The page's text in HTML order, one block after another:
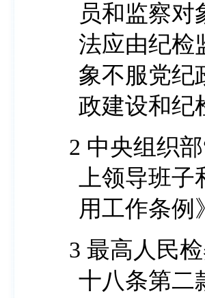
员和监察
法应由纪检
象不服党纪
政建设和纪
2 中央组织部“12380”举报网站受理：反映县处级以
上领导班
用工作条例
3 最高人民检察院举报中心受理：《刑事诉讼法》第
十八条第二